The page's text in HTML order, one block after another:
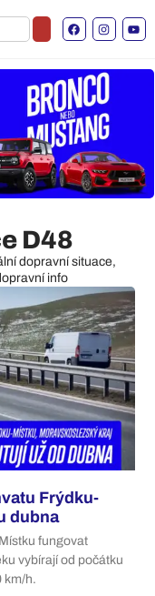
D48
dopravní situace,
info
Frýdku-
dubna
fungovat
vybírají od počátku
km/h.